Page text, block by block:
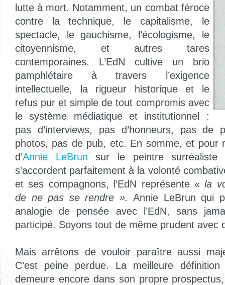
lutte à mort. Notamment, un combat féroce
contre la technique, le capitalisme, le
spectacle, le gauchisme, l’écologisme, le
citoyennisme, et autres tares
contemporaines. L’EdN cultive un brio
pamphlétaire à travers l’exigence
intellectuelle, la rigueur historique et le
refus pur et simple de tout compromis avec
le système médiatique et institutionnel :
pas d’interviews, pas d’honneurs, pas de
photos, pas de pub, etc. En somme, et pour
d’Annie LeBrun sur le peintre surréaliste
s’accordent parfaitement à la volonté
et ses compagnons, l’EdN représente «la
de ne pas se rendre ».Annie LeBrun qui
analogie de pensée avec l’EdN, sans
participé. Soyons tout de même prudent
Mais arrêtons de vouloir paraître aussi
C’est peine perdue. La meilleure
demeure encore dans son propre